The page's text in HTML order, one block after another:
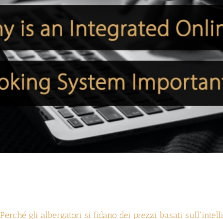
Perché gli albergatori si fidano dei prezzi basati